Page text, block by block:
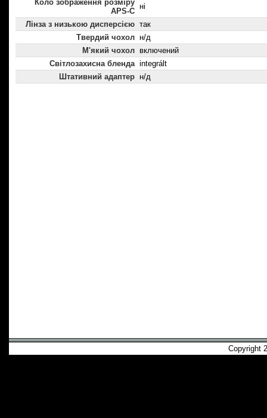
Коло зображення розміру
APS-C
ні
Лінза з низькою дисперсією так
Твердий чохол н/д
М'який чохол включений
Світлозахисна бленда integrált
Штативний адаптер н/д
Copyright